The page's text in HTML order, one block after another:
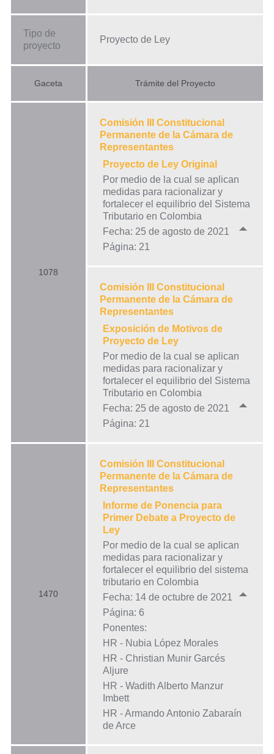
Tipo de
proyecto
Proyecto de Ley
Gaceta Trámite del Proyecto
1078
Comisión III Constitucional
Permanente de la Cámara de
Representantes
Proyecto de Ley Original
Por medio de la cual se aplican
medidas para racionalizar y
fortalecer el equilibrio del Sistema
Tributario en Colombia
Fecha: 25 de agosto de 2021
Página: 21
Comisión III Constitucional
Permanente de la Cámara de
Representantes
Exposición de Motivos de
Proyecto de Ley
Por medio de la cual se aplican
medidas para racionalizar y
fortalecer el equilibrio del Sistema
Tributario en Colombia
Fecha: 25 de agosto de 2021
Página: 21
1470
Comisión III Constitucional
Permanente de la Cámara de
Representantes
Informe de Ponencia para
Primer Debate a Proyecto de
Ley
Por medio de la cual se aplican
medidas para racionalizar y
fortalecer el equilibrio del sistema
tributario en Colombia
Fecha: 14 de octubre de 2021
Página: 6
Ponentes:
HR - Nubia López Morales
HR - Christian Munir Garcés
Aljure
HR - Wadith Alberto Manzur
Imbett
HR - Armando Antonio Zabaraín
de Arce